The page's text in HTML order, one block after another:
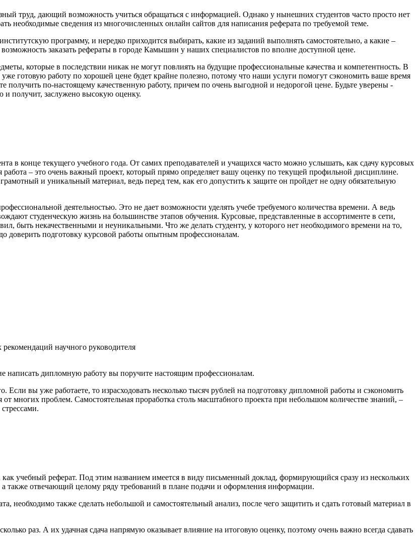
труд, дающий возможность учиться обращаться с информацией. Однако у нынешних студентов часто просто нет
необходимые сведения из многочисленных онлайн сайтов для написания реферата по требуемой теме.
программу, и нередко приходится выбирать, какие из заданий выполнять самостоятельно, а какие –
заказать рефераты в городе Камышин у наших специалистов по вполне доступной цене.
которые в последствии никак не могут повлиять на будущие профессиональные качества и компетентность. В
готовую работу по хорошей цене будет крайне полезно, потому что наши услуги помогут сэкономить ваше время
по-настоящему качественную работу, причем по очень выгодной и недорогой цене. Будьте уверены -
и получит, заслужено высокую оценку.
в конце текущего учебного года. От самих преподавателей и учащихся часто можно услышать, как сдачу курсовых
– это очень важный проект, который прямо определяет вашу оценку по текущей профильной дисциплине.
и уникальный материал, ведь перед тем, как его допустить к защите он пройдет не одну обязательную
деятельностью. Это не дает возможности уделять учебе требуемого количества времени. А ведь
студенческую жизнь на большинстве этапов обучения. Курсовые, представленные в ассортименте в сети,
быть некачественными и неуникальными. Что же делать студенту, у которого нет необходимого времени на то,
доверить подготовку курсовой работы опытным профессионалам.
научного руководителя
написать дипломную работу вы поручите настоящим профессионалам.
вы уже работаете, то израсходовать несколько тысяч рублей на подготовку дипломной работы и сэкономить
многих проблем. Самостоятельная проработка столь масштабного проекта при небольшом количестве знаний, –
учебный реферат. Под этим названием имеется в виду письменный доклад, формирующийся сразу из нескольких
также отвечающий целому ряду требований в плане подачи и оформления информации.
также сделать небольшой и самостоятельный анализ, после чего защитить и сдать готовый материал в
раз. А их удачная сдача напрямую оказывает влияние на итоговую оценку, поэтому очень важно всегда сдавать